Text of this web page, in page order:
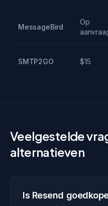
MessageBird
Op
SMTP2GO $15
Veelgestelde
alternatieven
Is Resend